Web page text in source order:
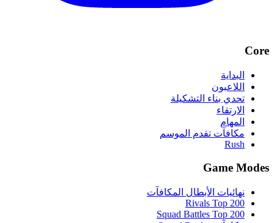
Core
البداية
اللاعبون
تحدي بناء التشكيلة
الارتقاء
المهام
مكافآت تقدم الموسم
Rush
Game Modes
نهائيات الأبطال المكافآت
Rivals Top 200
Squad Battles Top 200